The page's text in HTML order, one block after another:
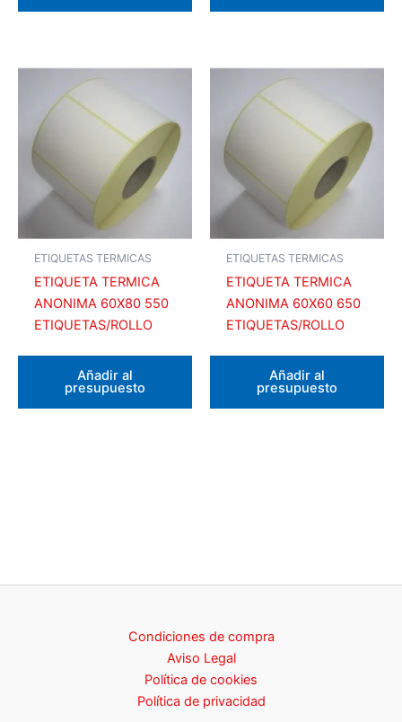
ETIQUETAS TERMICAS
ETIQUETA TERMICA
ANONIMA 60X80 550
ETIQUETAS/ROLLO
Añadir al
presupuesto
ETIQUETAS TERMICAS
ETIQUETA TERMICA
ANONIMA 60X60 650
ETIQUETAS/ROLLO
Añadir al
presupuesto
Condiciones de compra
Aviso Legal
Política de cookies
Política de privacidad